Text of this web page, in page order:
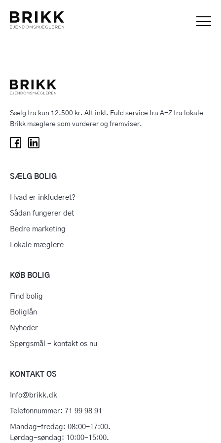
Sælg fra kun 12.500 kr. Alt inkl. Fuld service fra A-Z fra lokale
Brikk mæglere som vurderer og fremviser.
SÆLG BOLIG
Hvad er inkluderet?
Sådan fungerer det
Bedre marketing
Lokale mæglere
KØB BOLIG
Find bolig
Boliglån
Nyheder
Spørgsmål – kontakt os nu
KONTAKT OS
Info@brikk.dk
Telefonnummer: 71 99 98 91
Mandag-fredag: 08:00-17:00.
Lørdag-søndag: 10:00-15:00.